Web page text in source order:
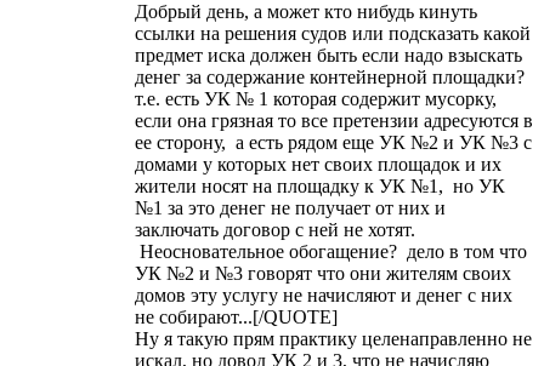
Добрый день, а может кто нибудь кинуть
ссылки на решения судов или подсказать какой
предмет иска должен быть если надо взыскать
денег за содержание контейнерной площадки?
т.е. есть УК № 1 которая содержит мусорку,
если она грязная то все претензии адресуются в
ее сторону, а есть рядом еще УК №2 и УК №3 с
домами у которых нет своих площадок и их
жители носят на площадку к УК №1, но УК
№1 за это денег не получает от них и
заключать договор с ней не хотят.
Неосновательное обогащение? дело в том что
УК №2 и №3 говорят что они жителям своих
домов эту услугу не начисляют и денег с них
не собирают...[/QUOTE]
Ну я такую прям практику целенаправленно не
искал, но довод УК 2 и 3, что не начисляю